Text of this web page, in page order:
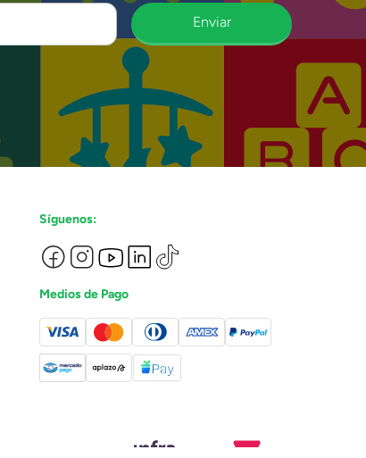
Enviar
Síguenos:
Medios de Pago